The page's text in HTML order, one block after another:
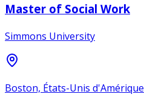
Master of Social Work
Simmons University
Boston, États-Unis d'Amérique